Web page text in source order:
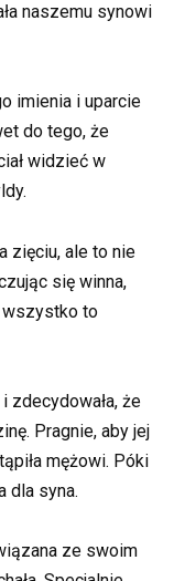
naszemu synowi
imienia i uparcie
do tego, że
widzieć w
zięciu, ale to nie
się winna,
wszystko to
że
Pragnie, aby jej
mężowi. Póki
dla syna.
ze swoim